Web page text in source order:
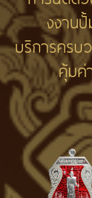
งงาน
บริการครบ
คุ้มค่